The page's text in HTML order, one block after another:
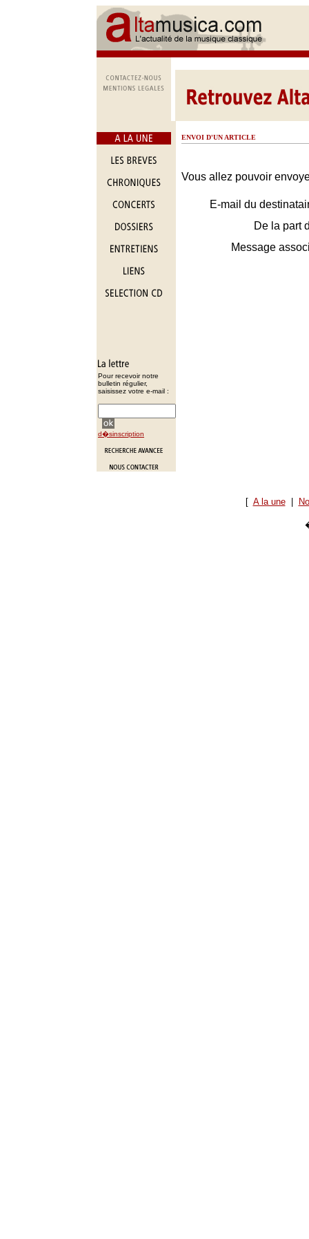
Pour recevoir notre
bulletin régulier,
saisissez votre e-mail :
d�sinscription
ENVOI D'UN ARTICLE
Vous allez pouvoir
E-mail du
De la part
Message
[ A la une|